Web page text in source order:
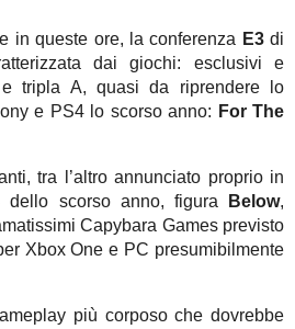
in queste ore, la conferenza E3di
dai giochi: esclusivi e
e tripla A, quasi da riprendere lo
e PS4 lo scorso anno: For The
tra l’altro annunciato proprio in
dello scorso anno, figura
Below,
Capybara Games previsto
Xbox One e PC presumibilmente
più corposo che dovrebbe